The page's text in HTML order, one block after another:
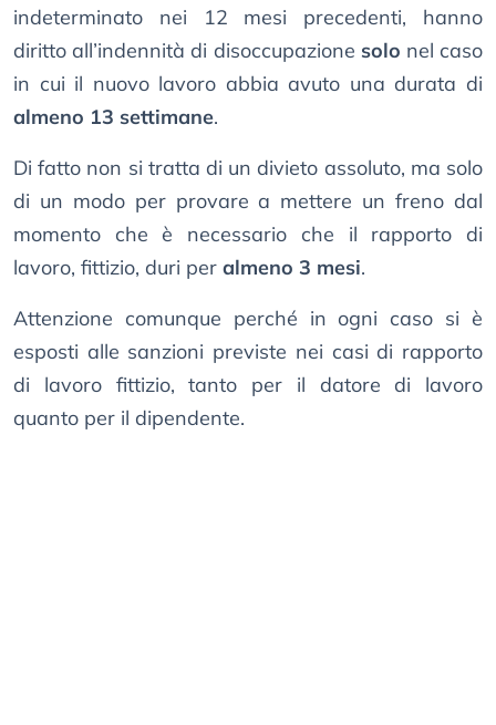
indeterminato nei 12 mesi precedenti, hanno
diritto all’indennità di disoccupazione solo nel caso
in cui il nuovo lavoro abbia avuto una durata di
almeno 13 settimane.
Di fatto non si tratta di un divieto assoluto, ma solo
di un modo per provare a mettere un freno dal
momento che è necessario che il rapporto di
lavoro, fittizio, duri per almeno 3 mesi.
Attenzione comunque perché in ogni caso si è
esposti alle sanzioni previste nei casi di rapporto
di lavoro fittizio, tanto per il datore di lavoro
quanto per il dipendente.